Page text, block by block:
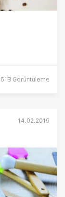
51B Görüntüleme
14.02.2019